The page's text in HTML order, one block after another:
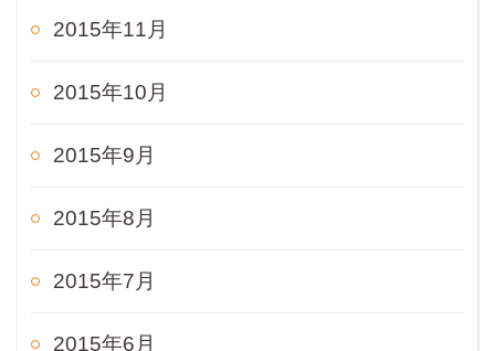
2015年11月
2015年10月
2015年9月
2015年8月
2015年7月
2015年6月